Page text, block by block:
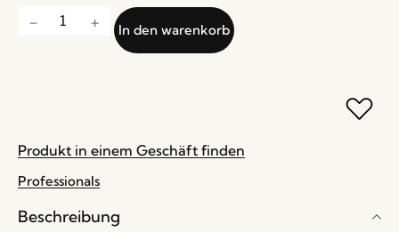
In den warenkorb
Produkt in einem Geschäft finden
Professionals
Beschreibung